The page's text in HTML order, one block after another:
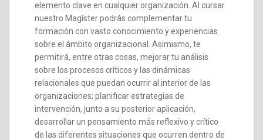
elemento clave en cualquier organización. Al cursar
nuestro Magíster podrás complementar tu
formación con vasto conocimiento y experiencias
sobre el ámbito organizacional. Asimismo, te
permitirá, entre otras cosas, mejorar tu análisis
sobre los procesos críticos y las dinámicas
relacionales que puedan ocurrir al interior de las
organizaciones; planificar estrategias de
intervención, junto a su posterior aplicación,
desarrollar un pensamiento más reflexivo y crítico
de las diferentes situaciones que ocurren dentro de